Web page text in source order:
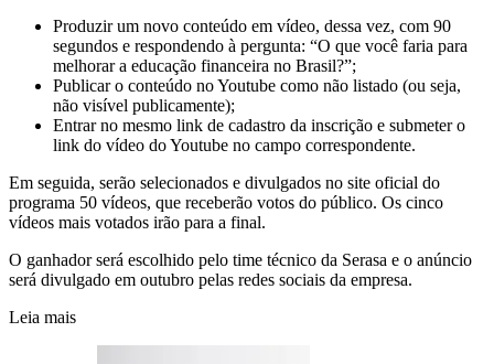
Produzir um novo conteúdo em vídeo, dessa vez, com 90
segundos e respondendo à pergunta: “O que você faria para
melhorar a educação financeira no Brasil?”;
Publicar o conteúdo no Youtube como não listado (ou seja,
não visível publicamente);
Entrar no mesmo link de cadastro da inscrição e submeter o
link do vídeo do Youtube no campo correspondente.
Em seguida, serão selecionados e divulgados no site oficial do
programa 50 vídeos, que receberão votos do público. Os cinco
vídeos mais votados irão para a final.
O ganhador será escolhido pelo time técnico da Serasa e o anúncio
será divulgado em outubro pelas redes sociais da empresa.
Leia mais